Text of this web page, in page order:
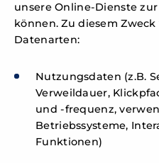
unsere Online-Dienste
können. Zu diesem
Datenarten:
Nutzungsdaten (z.B.
Verweildauer,
und -frequenz,
Betriebssysteme,
Funktionen)